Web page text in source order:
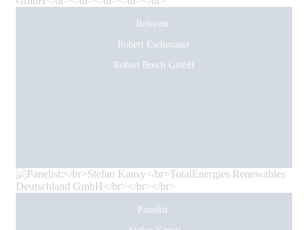
Referent:
Robert Eschenauer
Robert Bosch GmbH
Panelist: